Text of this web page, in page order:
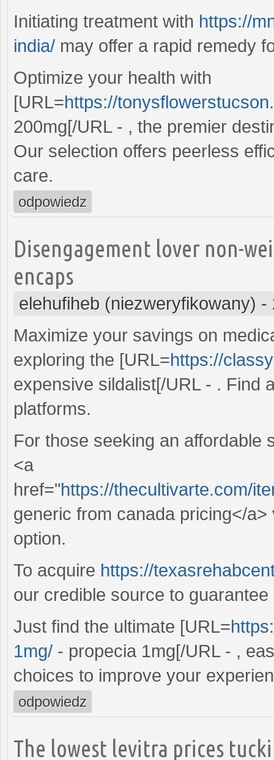
Initiating treatment with https://
india/ may offer a rapid remedy
Optimize your health with
[URL=https://
200mg[/URL - , the premier
Our selection offers peerless
care.
odpowiedz
Disengagement lover non-
encaps
elehufiheb (niezweryfikowany) -
Maximize your savings on
exploring the [URL=https://
expensive sildalist[/URL - . Find
platforms.
For those seeking an affordable
<a
href="https://thecultivarte.com/
generic from canada pricing</
option.
To acquire https://
our credible source to
Just find the ultimate [URL=
1mg/ - propecia 1mg[/URL - ,
choices to improve your
odpowiedz
The lowest levitra prices